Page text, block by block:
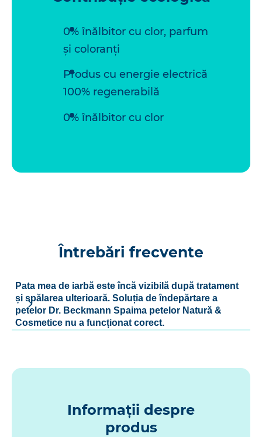
0% înălbitor cu clor, parfum
și coloranți
Produs cu energie electrică
100% regenerabilă
0% înălbitor cu clor
Întrebări frecvente
Pata mea de iarbă este încă vizibilă după tratament
și spălarea ulterioară. Soluția de îndepărtare a
petelor Dr. Beckmann Spaima petelor Natură &
Cosmetice nu a funcționat corect.
Informații despre
produs